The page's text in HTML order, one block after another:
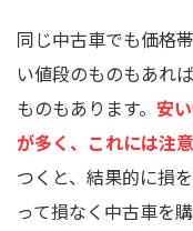
同じ中古車でも価格
い値段のものもあれ
ものもあります。 安
が多く、これには注
つくと、結果的に損
って損なく中古車を